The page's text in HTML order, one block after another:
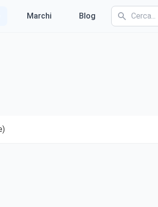
Marchi Blog